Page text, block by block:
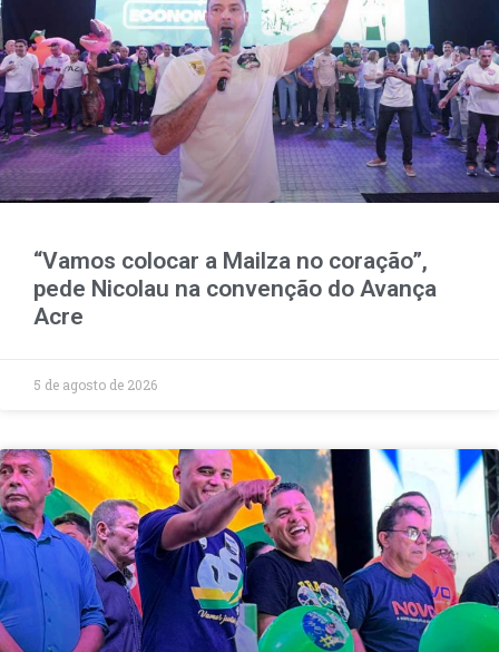
“Vamos colocar a Mailza no coração”,
pede Nicolau na convenção do Avança
Acre
5 de agosto de 2026